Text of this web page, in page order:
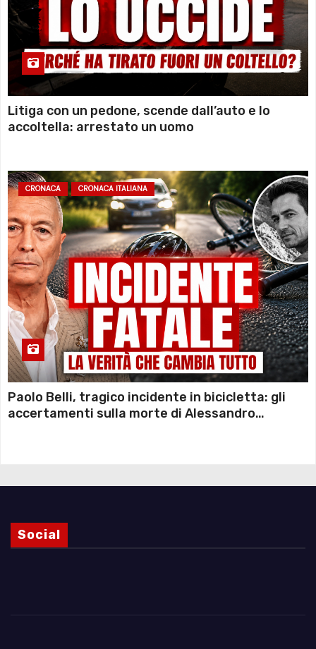
Litiga con un pedone, scende dall’auto e lo
accoltella: arrestato un uomo
CRONACA CRONACA ITALIANA
Paolo Belli, tragico incidente in bicicletta: gli
accertamenti sulla morte di Alessandro
Social